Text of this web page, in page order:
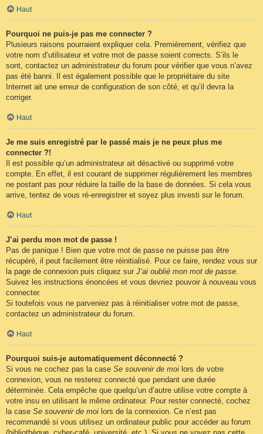
Haut
Pourquoi ne puis-je pas me connecter ?
Plusieurs raisons pourraient expliquer cela. Premièrement, vérifiez que
votre nom d’utilisateur et votre mot de passe soient corrects. S’ils le
sont, contactez un administrateur du forum pour vérifier que vous n’avez
pas été banni. Il est également possible que le propriétaire du site
Internet ait une erreur de configuration de son côté, et qu’il devra la
corriger.
Haut
Je me suis enregistré par le passé mais je ne peux plus me
connecter ?!
Il est possible qu’un administrateur ait désactivé ou supprimé votre
compte. En effet, il est courant de supprimer régulièrement les membres
ne postant pas pour réduire la taille de la base de données. Si cela vous
arrive, tentez de vous ré-enregistrer et soyez plus investi sur le forum.
Haut
J’ai perdu mon mot de passe !
Pas de panique ! Bien que votre mot de passe ne puisse pas être
récupéré, il peut facilement être réinitialisé. Pour ce faire, rendez vous sur
la page de connexion puis cliquez sur J’ai oublié mon mot de passe.
Suivez les instructions énoncées et vous devriez pouvoir à nouveau vous
connecter.
Si toutefois vous ne parveniez pas à réinitialiser votre mot de passe,
contactez un administrateur du forum.
Haut
Pourquoi suis-je automatiquement déconnecté ?
Si vous ne cochez pas la case Se souvenir de moi lors de votre
connexion, vous ne resterez connecté que pendant une durée
déterminée. Cela empêche que quelqu’un d’autre utilise votre compte à
votre insu en utilisant le même ordinateur. Pour rester connecté, cochez
la case Se souvenir de moi lors de la connexion. Ce n’est pas
recommandé si vous utilisez un ordinateur public pour accéder au forum